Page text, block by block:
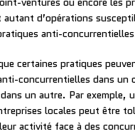
d’opérations
anti-
certaines pratiques
concurrentielles dans un
un autre. Par exemple,
locales peut être
activité face à des